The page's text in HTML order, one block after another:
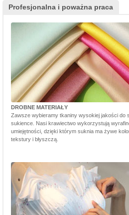
Profesjonalna i poważna praca
DROBNE MATERIAŁY
Zawsze wybieramy tkaniny wysokiej jakości do
sukience. Nasi krawiectwo wykorzystują
umiejętności, dzięki którym suknia ma żywe
tekstury i błyszczą.